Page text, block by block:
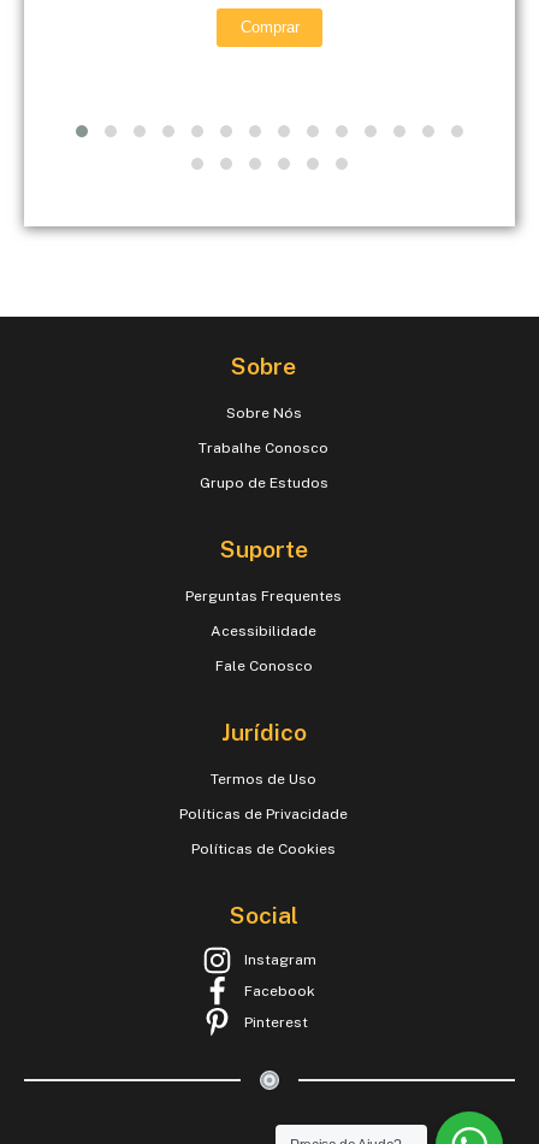
Comprar
Sobre
Sobre Nós
Trabalhe Conosco
Grupo de Estudos
Suporte
Perguntas Frequentes
Acessibilidade
Fale Conosco
Jurídico
Termos de Uso
Políticas de Privacidade
Políticas de Cookies
Social
Instagram
Facebook
Pinterest